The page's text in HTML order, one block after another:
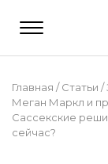
Главная /Статьи /
Меган Маркл и
Сассекские
сейчас?